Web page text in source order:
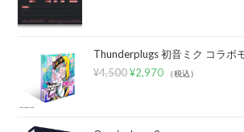
Thunderplugs 初音ミク コラボ
¥4,500 ¥2,970 （税込）